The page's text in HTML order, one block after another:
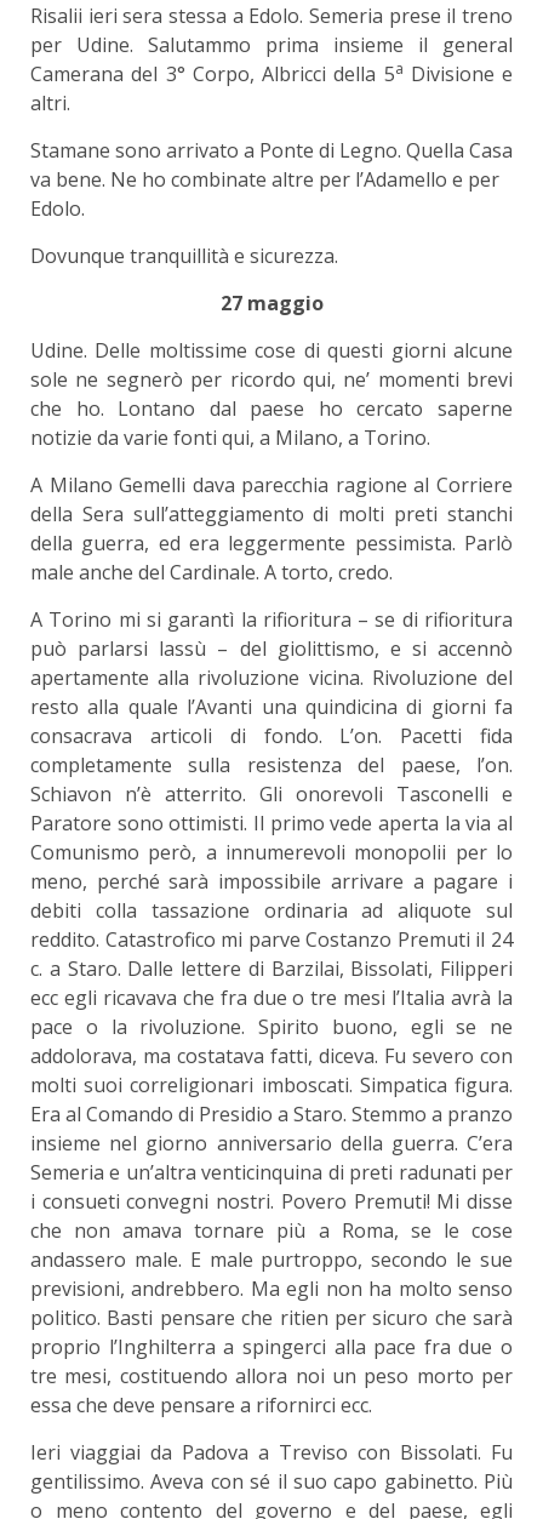
Risalii ieri sera stessa a Edolo. Semeria prese il treno
per Udine. Salutammo prima insieme il general
Camerana del 3° Corpo, Albricci della 5a Divisione e
altri.
Stamane sono arrivato a Ponte di Legno. Quella Casa
va bene. Ne ho combinate altre per l’Adamello e per
Edolo.
Dovunque tranquillità e sicurezza.
27 maggio
Udine. Delle moltissime cose di questi giorni alcune
sole ne segnerò per ricordo qui, ne’ momenti brevi
che ho. Lontano dal paese ho cercato saperne
notizie da varie fonti qui, a Milano, a Torino.
A Milano Gemelli dava parecchia ragione al Corriere
della Sera sull’atteggiamento di molti preti stanchi
della guerra, ed era leggermente pessimista. Parlò
male anche del Cardinale. A torto, credo.
A Torino mi si garantì la rifioritura – se di rifioritura
può parlarsi lassù – del giolittismo, e si accennò
apertamente alla rivoluzione vicina. Rivoluzione del
resto alla quale l’Avanti una quindicina di giorni fa
consacrava articoli di fondo. L’on. Pacetti fida
completamente sulla resistenza del paese, l’on.
Schiavon n’è atterrito. Gli onorevoli Tasconelli e
Paratore sono ottimisti. Il primo vede aperta la via al
Comunismo però, a innumerevoli monopolii per lo
meno, perché sarà impossibile arrivare a pagare i
debiti colla tassazione ordinaria ad aliquote sul
reddito. Catastrofico mi parve Costanzo Premuti il 24
c. a Staro. Dalle lettere di Barzilai, Bissolati, Filipperi
ecc egli ricavava che fra due o tre mesi l’Italia avrà la
pace o la rivoluzione. Spirito buono, egli se ne
addolorava, ma costatava fatti, diceva. Fu severo con
molti suoi correligionari imboscati. Simpatica figura.
Era al Comando di Presidio a Staro. Stemmo a pranzo
insieme nel giorno anniversario della guerra. C’era
Semeria e un’altra venticinquina di preti radunati per
i consueti convegni nostri. Povero Premuti! Mi disse
che non amava tornare più a Roma, se le cose
andassero male. E male purtroppo, secondo le sue
previsioni, andrebbero. Ma egli non ha molto senso
politico. Basti pensare che ritien per sicuro che sarà
proprio l’Inghilterra a spingerci alla pace fra due o
tre mesi, costituendo allora noi un peso morto per
essa che deve pensare a rifornirci ecc.
Ieri viaggiai da Padova a Treviso con Bissolati. Fu
gentilissimo. Aveva con sé il suo capo gabinetto. Più
o meno contento del governo e del paese, egli